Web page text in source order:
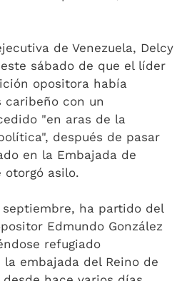
de Venezuela, Delcy
sábado de que el líder
opositora había
caribeño con un
"en aras de la
después de pasar
en la Embajada de
otorgó asilo.
septiembre, ha partido del
Edmundo González
refugiado
embajada del Reino de